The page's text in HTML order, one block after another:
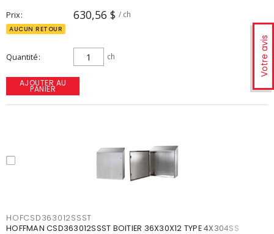
Votre avis
Prix 630,56 $ / ch
AUCUN RETOUR
Quantité ch
AJOUTER AU
PANIER
HOFCSD363012SSST
HOFFMAN CSD363012SSST BOITIER 36X30X12 TYPE 4X304SS